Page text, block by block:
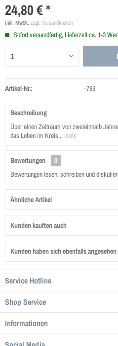
24,80 € *
inkl. MwSt. zzgl. Versandkosten
Sofort versandfertig, Lieferzeit ca. 1-3
Artikel-Nr.: -793
Beschreibung
Über einen Zeitraum von zweieinhalb
das Leben im Kreis... mehr
Bewertungen
0
Bewertungen lesen, schreiben und
Ähnliche Artikel
Kunden kauften auch
Kunden haben sich ebenfalls angesehen
Service Hotline
Shop Service
Informationen